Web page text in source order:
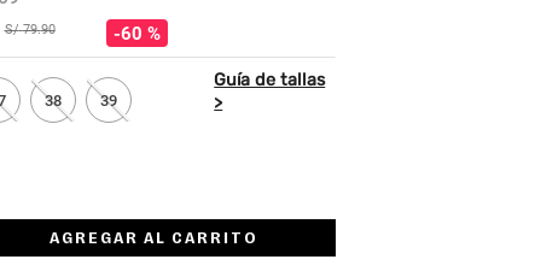
S/ 79.90 60 %
38 39
AGREGAR AL CARRITO